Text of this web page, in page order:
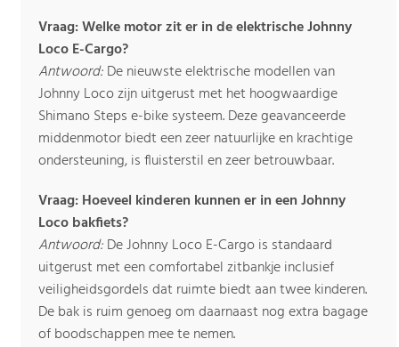
Vraag: Welke motor zit er in de elektrische Johnny
Loco E-Cargo?
Antwoord:De nieuwste elektrische modellen van
Johnny Loco zijn uitgerust met het hoogwaardige
Shimano Steps e-bike systeem. Deze geavanceerde
middenmotor biedt een zeer natuurlijke en krachtige
ondersteuning, is fluisterstil en zeer betrouwbaar.
Vraag: Hoeveel kinderen kunnen er in een Johnny
Loco bakfiets?
Antwoord:De Johnny Loco E-Cargo is standaard
uitgerust met een comfortabel zitbankje inclusief
veiligheidsgordels dat ruimte biedt aan twee kinderen.
De bak is ruim genoeg om daarnaast nog extra bagage
of boodschappen mee te nemen.